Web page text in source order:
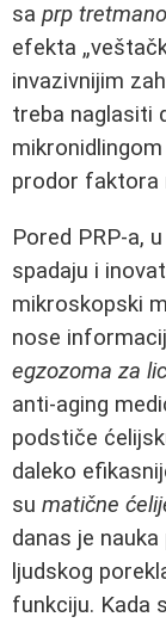
sa prp
efekta
invazivnijim
treba naglasiti
prodor faktora
Pored PRP-a,
spadaju i
mikroskopski
nose
egzozoma za
anti-aging
podstiče
daleko
su matične
danas je
ljudskog
funkciju. Kada